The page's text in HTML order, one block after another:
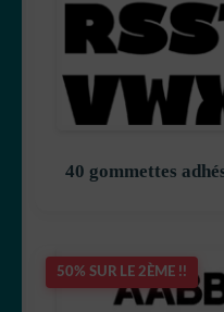
40 gommettes
50% SUR LE 2ÈME !!